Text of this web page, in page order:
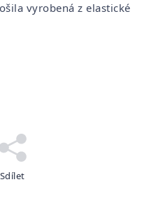
vyrobená z elastické
Sdílet